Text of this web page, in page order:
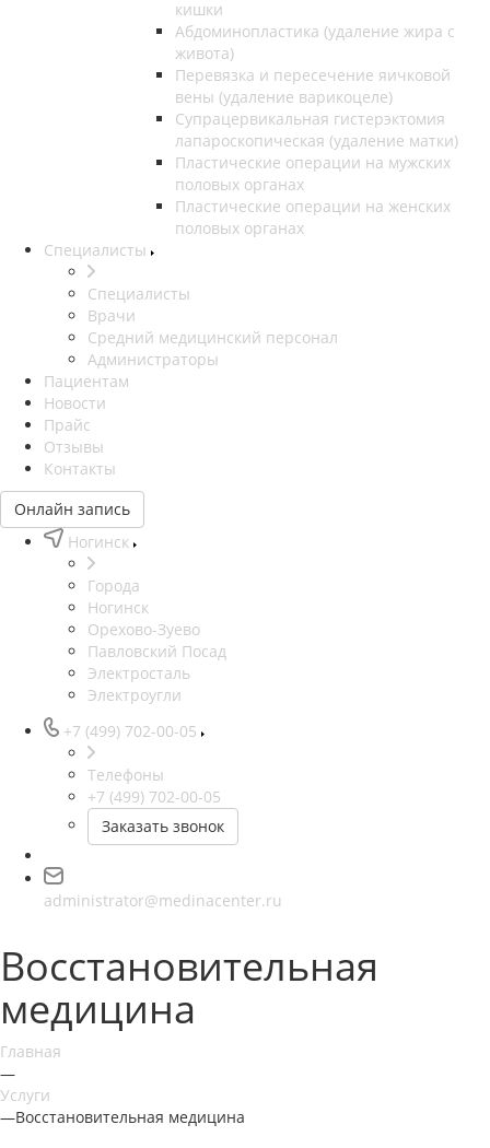
кишки
Абдоминопластика (удаление жира с
живота)
Перевязка и пересечение яичковой
вены (удаление варикоцеле)
Супрацервикальная гистерэктомия
лапароскопическая (удаление матки)
Пластические операции на мужских
половых органах
Пластические операции на женских
половых органах
Специалисты
Специалисты
Врачи
Средний медицинский персонал
Администраторы
Пациентам
Новости
Прайс
Отзывы
Контакты
Онлайн запись
Ногинск
Города
Ногинск
Орехово-Зуево
Павловский Посад
Электросталь
Электроугли
+7 (499) 702-00-05
Телефоны
+7 (499) 702-00-05
Заказать звонок
administrator@medinacenter.ru
Восстановительная
медицина
Главная
—
Услуги
—Восстановительная медицина